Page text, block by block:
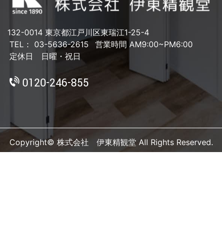
132-0014 東京都江戸川区東瑞江1-25-4
TEL： 03-5636-2615
営業時間 AM9:00~PM6:00
定休日 日曜・祝日
0120-246-855
Copyright© 株式会社 伊東精観堂 All Rights Reserved.